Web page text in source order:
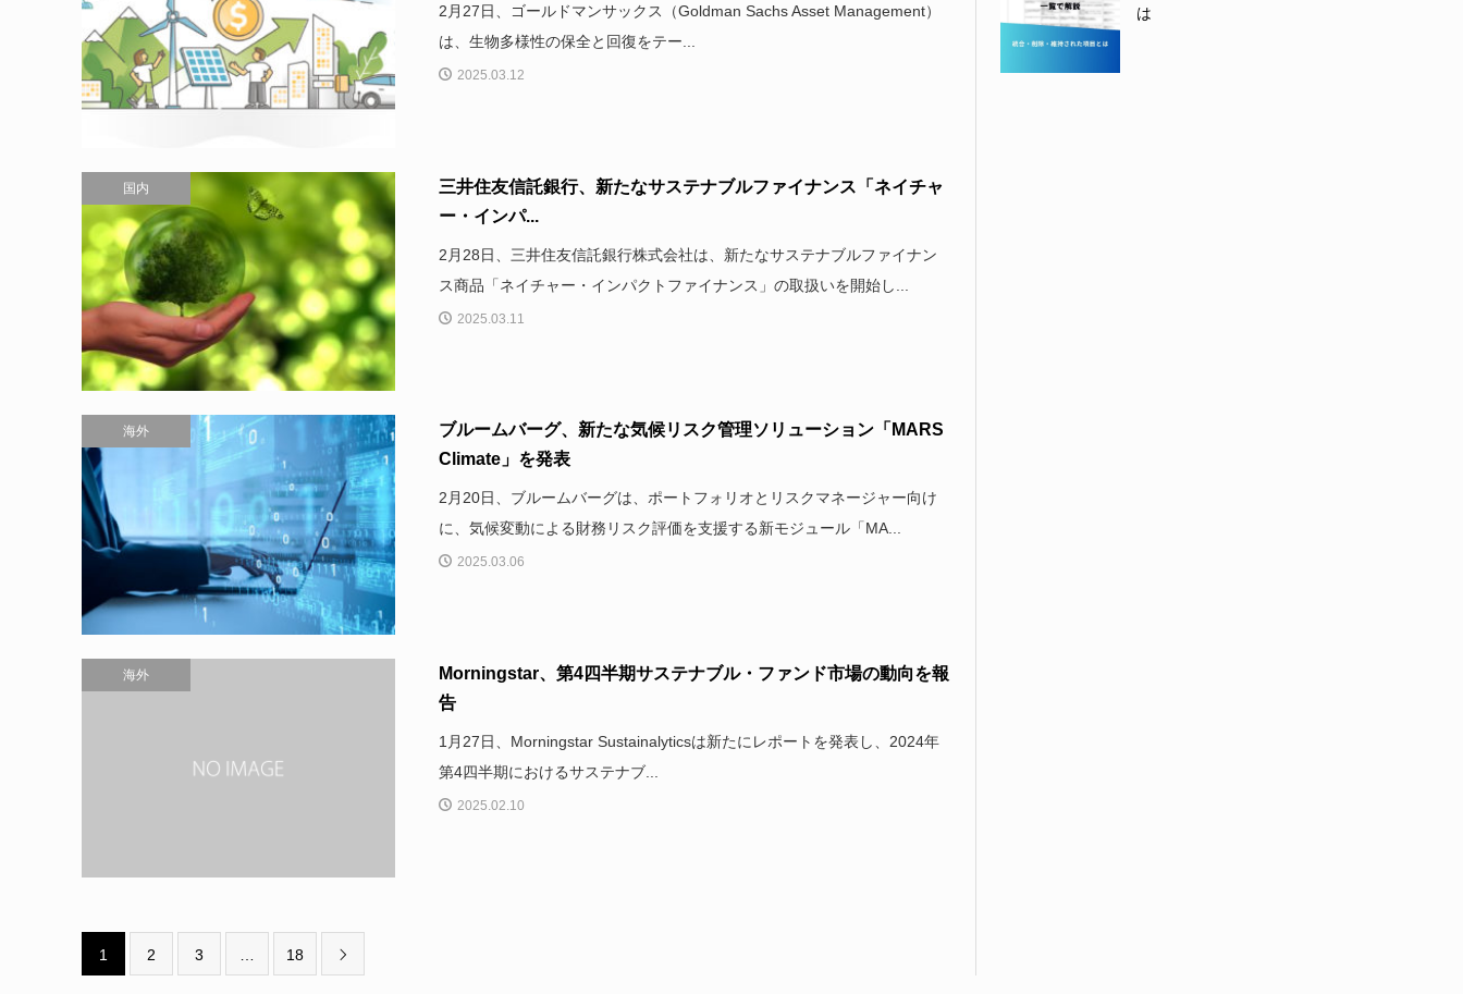
2月27日、ゴールドマンサックス（Goldman Sachs Asset Management）
は、生物多様性の保全と回復をテー...
2025.03.12
国内
三井住友信託銀行、新たなサステナブルファイナンス「ネイチャ
ー・インパ...
2月28日、三井住友信託銀行株式会社は、新たなサステナブルファイナン
ス商品「ネイチャー・インパクトファイナンス」の取扱いを開始し...
2025.03.11
海外
ブルームバーグ、新たな気候リスク管理ソリューション「MARS
Climate」を発表
2月20日、ブルームバーグは、ポートフォリオとリスクマネージャー向け
に、気候変動による財務リスク評価を支援する新モジュール「MA...
2025.03.06
海外
Morningstar、第4四半期サステナブル・ファンド市場の動向を報
告
1月27日、Morningstar Sustainalyticsは新たにレポートを発表し、2024年
第4四半期におけるサステナブ...
2025.02.10
1 2 3 … 18 
は